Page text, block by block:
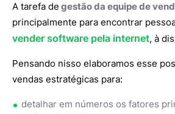
A tarefa de gestão da equipe de
principalmente para encontrar
vender software pela internet, à
Pensando nisso elaboramos esse
vendas estratégicas para:
detalhar em números os fatores